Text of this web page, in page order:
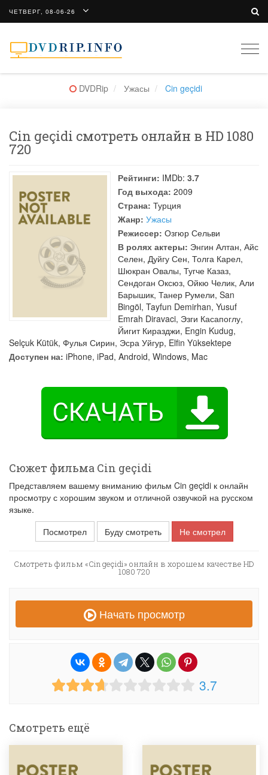
ЧЕТВЕРГ, 08-06-26
DVDRip Ужасы Cin geçidi
Cin geçidi смотреть онлайн в HD 1080
720
Рейтинги: IMDb: 3.7
Год выхода: 2009
Страна: Турция
Жанр: Ужасы
Режиссер: Озгюр Сельви
В ролях актеры: Энгин Алтан, Айс
Селен, Дуйгу Сен, Толга Карел,
Шюкран Овалы, Тугче Казаз,
Сендоган Оксюз, Ойкю Челик, Али
Барышик, Танер Румели, San
Bingöl, Tayfun Demirhan, Yusuf
Emrah Diravaci, Эзги Касапоглу,
Йигит Киразджи, Engin Kudug,
Selçuk Kütük, Фулья Сирин, Эсра Уйгур, Elfin Yüksektepe
Доступен на: iPhone, iPad, Android, Windows, Mac
Сюжет фильма Cin geçidi
Представляем вашему вниманию фильм Cin geçidi к онлайн
просмотру с хорошим звуком и отличной озвучкой на русском
языке.
Посмотрел
Буду смотреть Не смотрел
Смотреть фильм «Cin geçidi» онлайн в хорошем качестве HD
1080 720
Начать просмотр
3.7
Смотреть ещё